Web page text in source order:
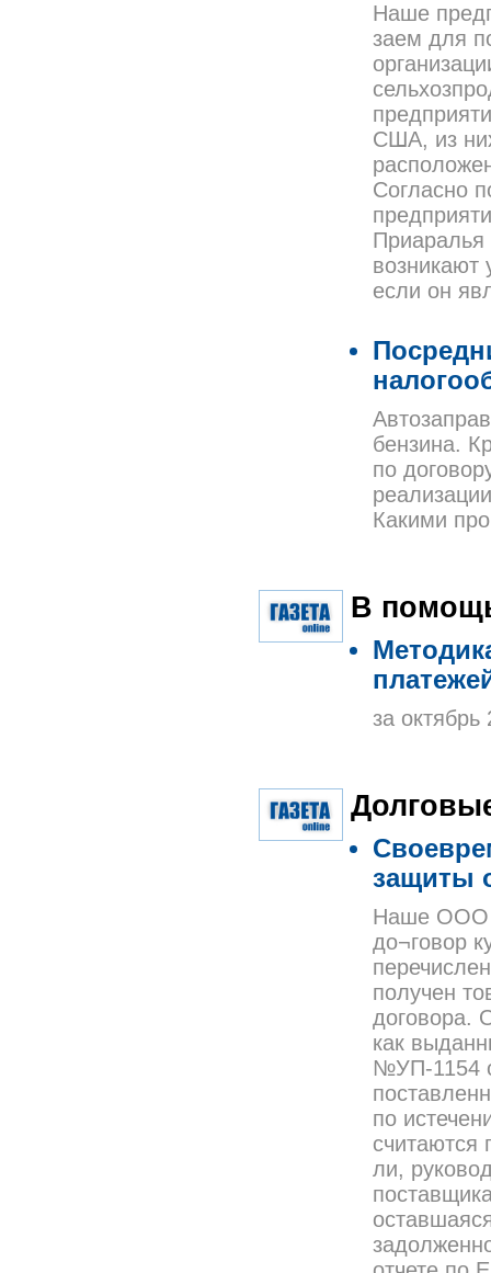
Наше
заем для
США, из
Согласно
Приаралья
возникают
если он
бензина.
по
Какими
В
за октябрь
защиты
Наше ООО
до¬говор
получен
договора.
как
№УП-1154
по
считаются
ли,